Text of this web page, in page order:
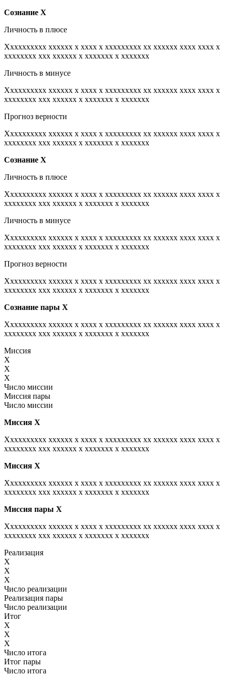
Сознание Х
Личность в плюсе
Xxxxxxxxxx xxxxxx x xxxx x xxxxxxxxx xx xxxxxx xxxx xxxx x
xxxxxxxx xxx xxxxxx x xxxxxxx x xxxxxxx
Личность в минусе
Xxxxxxxxxx xxxxxx x xxxx x xxxxxxxxx xx xxxxxx xxxx xxxx x
xxxxxxxx xxx xxxxxx x xxxxxxx x xxxxxxx
Прогноз верности
Xxxxxxxxxx xxxxxx x xxxx x xxxxxxxxx xx xxxxxx xxxx xxxx x
xxxxxxxx xxx xxxxxx x xxxxxxx x xxxxxxx
Сознание Х
Личность в плюсе
Xxxxxxxxxx xxxxxx x xxxx x xxxxxxxxx xx xxxxxx xxxx xxxx x
xxxxxxxx xxx xxxxxx x xxxxxxx x xxxxxxx
Личность в минусе
Xxxxxxxxxx xxxxxx x xxxx x xxxxxxxxx xx xxxxxx xxxx xxxx x
xxxxxxxx xxx xxxxxx x xxxxxxx x xxxxxxx
Прогноз верности
Xxxxxxxxxx xxxxxx x xxxx x xxxxxxxxx xx xxxxxx xxxx xxxx x
xxxxxxxx xxx xxxxxx x xxxxxxx x xxxxxxx
Сознание пары Х
Xxxxxxxxxx xxxxxx x xxxx x xxxxxxxxx xx xxxxxx xxxx xxxx x
xxxxxxxx xxx xxxxxx x xxxxxxx x xxxxxxx
Миссия
X
X
X
Число миссии
Миссия пары
Число миссии
Миссия Х
Xxxxxxxxxx xxxxxx x xxxx x xxxxxxxxx xx xxxxxx xxxx xxxx x
xxxxxxxx xxx xxxxxx x xxxxxxx x xxxxxxx
Миссия Х
Xxxxxxxxxx xxxxxx x xxxx x xxxxxxxxx xx xxxxxx xxxx xxxx x
xxxxxxxx xxx xxxxxx x xxxxxxx x xxxxxxx
Миссия пары Х
Xxxxxxxxxx xxxxxx x xxxx x xxxxxxxxx xx xxxxxx xxxx xxxx x
xxxxxxxx xxx xxxxxx x xxxxxxx x xxxxxxx
Реализация
X
X
X
Число реализации
Реализация пары
Число реализации
Итог
X
X
X
Число итога
Итог пары
Число итога